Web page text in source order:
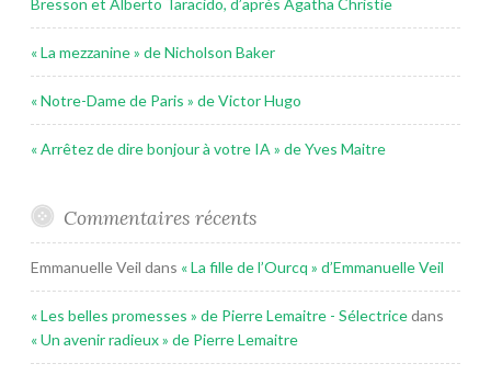
« La mezzanine » de Nicholson Baker
« Notre-Dame de Paris » de Victor Hugo
« Arrêtez de dire bonjour à votre IA » de Yves Maitre
Commentaires récents
Emmanuelle Veil dans « La fille de l’Ourcq » d’Emmanuelle Veil
« Les belles promesses » de Pierre Lemaitre - Sélectricedans
« Un avenir radieux » de Pierre Lemaitre